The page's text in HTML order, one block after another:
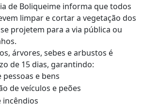
de Boliqueime informa que todos
limpar e cortar a vegetação dos
projetem para a via pública ou
árvores, sebes e arbustos é
de 15 dias, garantindo:
pessoas e bens
de veículos e peões
incêndios